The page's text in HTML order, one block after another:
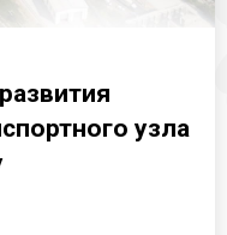
узла